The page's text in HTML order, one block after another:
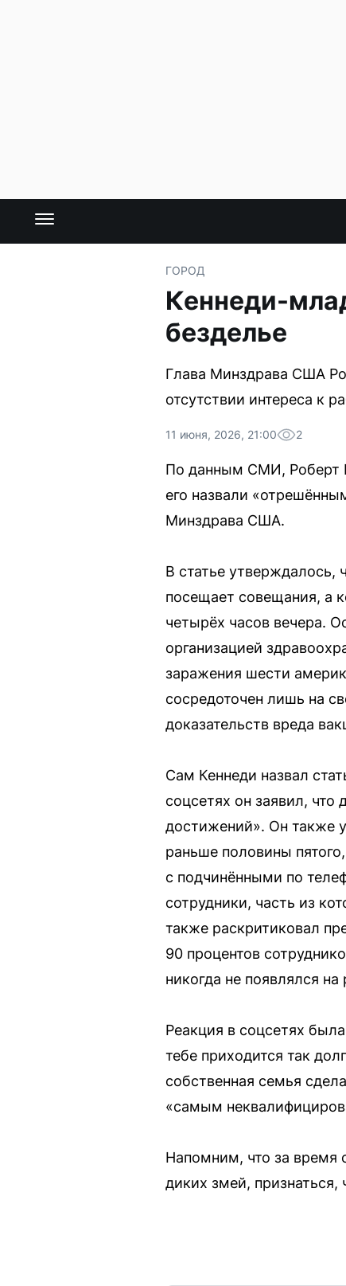
ГОРОД
Кеннеди-
безделье
Глава Минздрава США
отсутствии интереса к
11 июня, 2026, 21:00 2
По данным СМИ, Роберт
его назвали
Минздрава США.
В статье утверждалось,
посещает совещания, а
четырёх часов вечера.
организацией
заражения шести
сосредоточен лишь на
доказательств вреда
Сам Кеннеди назвал
соцсетях он заявил, что
достижений». Он также
раньше половины
с подчинёнными по
сотрудники, часть из
также раскритиковал
90 процентов
никогда не появлялся
Реакция в соцсетях
тебе приходится так
собственная семья
«самым
Напомним, что за время
диких змей,